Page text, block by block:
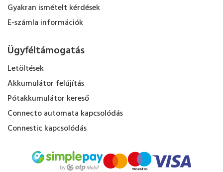
Gyakran ismételt kérdések
E-számla információk
Ügyféltámogatás
Letöltések
Akkumulátor felújítás
Pótakkumulátor kereső
Connecto automata kapcsolódás
Connestic kapcsolódás